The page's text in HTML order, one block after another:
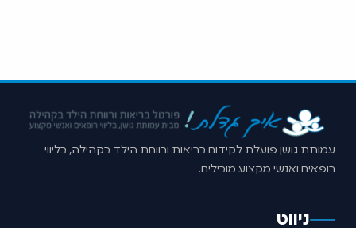
עמותת גושן פועלת לקידום בריאות ורווחת הילד בקהילה, בליווי
רופאים ואנשי מקצוע מובילים.
ניווט